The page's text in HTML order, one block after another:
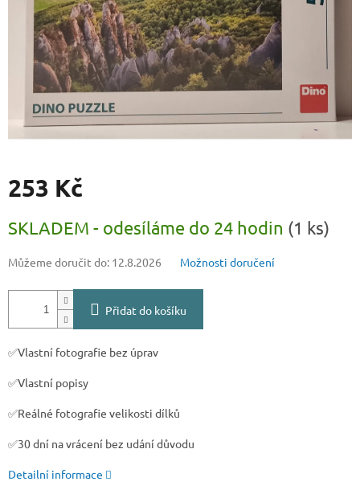
253 Kč
cena:
SKLADEM - odesíláme do 24 hodin (1 ks)
Můžeme doručit do: 12.8.2026 Možnosti doručení
Přidat do košíku
✅Vlastní fotografie bez úprav
✅Vlastní popisy
✅Reálné fotografie velikosti dílků
✅30 dní na vrácení bez udání důvodu
Detailní informace